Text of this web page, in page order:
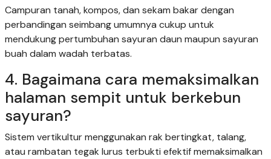
Campuran tanah, kompos, dan sekam bakar dengan
perbandingan seimbang umumnya cukup untuk
mendukung pertumbuhan sayuran daun maupun sayuran
buah dalam wadah terbatas.
4. Bagaimana cara memaksimalkan
halaman sempit untuk berkebun
sayuran?
Sistem vertikultur menggunakan rak bertingkat, talang,
atau rambatan tegak lurus terbukti efektif memaksimalkan